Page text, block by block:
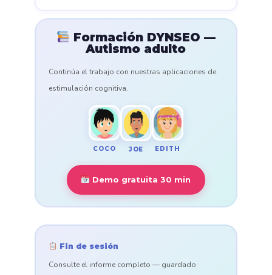
Formación DYNSEO —
Autismo adulto
Continúa el trabajo con nuestras aplicaciones de
estimulación cognitiva.
COCO JOE EDITH
Demo gratuita 30 min
Fin de sesión
Consulte el informe completo — guardado